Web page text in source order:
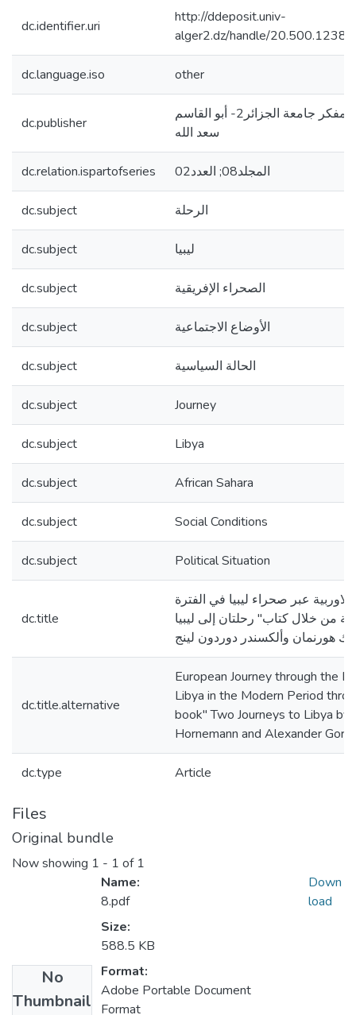
dc.identifier.uri
http://ddeposit.univ-
alger2.dz/handle/
dc.language.iso other
dc.publisher
مجلة المفكر جامعة الجزائر2- أبو القاسم
سعد الله
dc.relation.ispartofseries المجلد08; العدد02
dc.subject الرحلة
dc.subject ليبيا
dc.subject الصحراء الإفريقية
dc.subject الأوضاع الاجتماعية
dc.subject الحالة السياسية
dc.subject Journey
dc.subject Libya
dc.subject African Sahara
dc.subject Social Conditions
dc.subject Political Situation
dc.title
الاوربية عبر صحراء ليبيا في الفترة
من خلال كتاب" رحلتان إلى ليبيا
dc.title.alternative
European Journey through the
Libya in the Modern Period
book" Two Journeys to Libya by
Hornemann and Alexander
dc.type Article
Files
Original bundle
Now showing 1 - 1 of 1
No
Thumbnail
Name:
8.pdf
Size:
588.5 KB
Format:
Adobe Portable Document
Format
Down
load